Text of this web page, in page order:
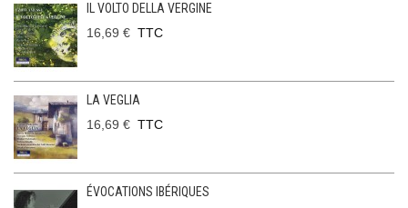
IL VOLTO DELLA VERGINE
16,69 € TTC
LA VEGLIA
16,69 € TTC
ÉVOCATIONS IBÉRIQUES